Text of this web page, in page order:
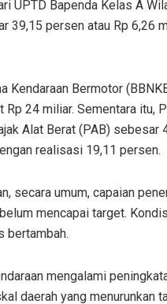
UPTD Bapenda Kelas A
39,15 persen atau Rp 6,26
Kendaraan Bermotor
Rp 24 miliar. Sementara itu,
Alat Berat (PAB) sebesar
realisasi 19,11 persen.
secara umum, capaian
mencapai target.
bertambah.
mengalami
daerah yang menurunkan